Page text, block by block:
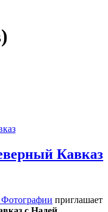
Кавказ
приглашает